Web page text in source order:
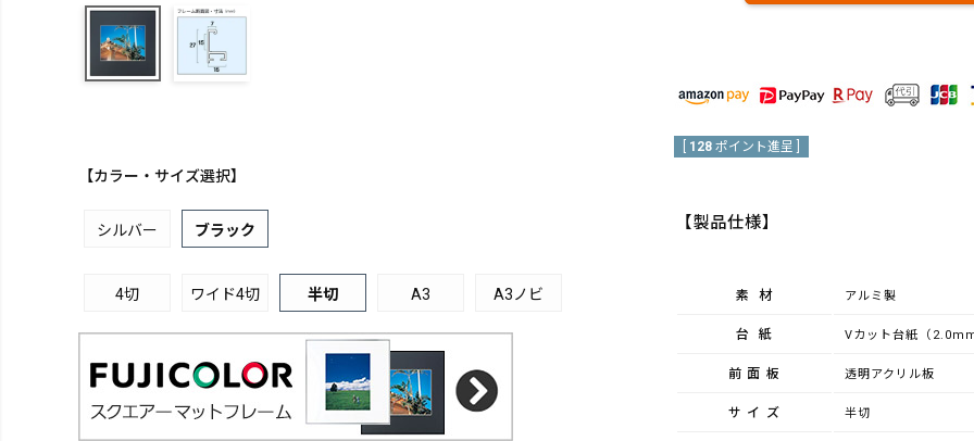
【カラー・サイズ選択】
シルバー ブラック
4切 ワイド4切 半切 A3 A3ノビ
128 ポイント進呈 ]
【製品仕様】
素材 アルミ製
台紙 Vカット台紙（2.0mm
前面板 透明アクリル板
サイズ 半切